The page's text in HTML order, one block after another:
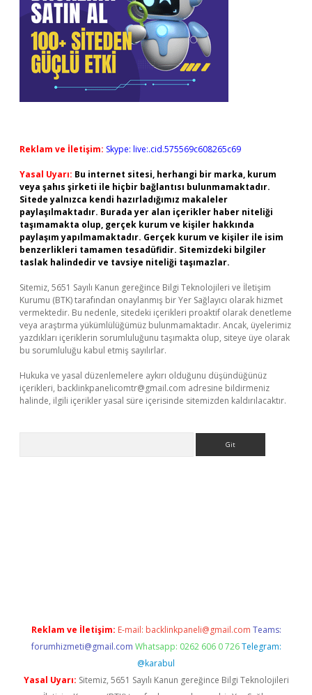
Reklam ve İletişim: Skype: live:.cid.575569c608265c69
Yasal Uyarı: Bu internet sitesi, herhangi bir marka, kurum
veya şahıs şirketi ile hiçbir bağlantısı bulunmamaktadır.
Sitede yalnızca kendi hazırladığımız makaleler
paylaşılmaktadır. Burada yer alan içerikler haber niteliği
taşımamakta olup, gerçek kurum ve kişiler hakkında
paylaşım yapılmamaktadır. Gerçek kurum ve kişiler ile isim
benzerlikleri tamamen tesadüfidir. Sitemizdeki bilgiler
taslak halindedir ve tavsiye niteliği taşımazlar.
Sitemiz, 5651 Sayılı Kanun gereğince Bilgi Teknolojileri ve İletişim
Kurumu (BTK) tarafından onaylanmış bir Yer Sağlayıcı olarak hizmet
vermektedir. Bu nedenle, sitedeki içerikleri proaktif olarak denetleme
veya araştırma yükümlülüğümüz bulunmamaktadır. Ancak, üyelerimiz
yazdıkları içeriklerin sorumluluğunu taşımakta olup, siteye üye olarak
bu sorumluluğu kabul etmiş sayılırlar.
Hukuka ve yasal düzenlemelere aykırı olduğunu düşündüğünüz
içerikleri, backlinkpanelicomtr@gmail.com adresine bildirmeniz
halinde, ilgili içerikler yasal süre içerisinde sitemizden kaldırılacaktır.
Reklam ve İletişim: E-mail: backlinkpaneli@gmail.com Teams:
forumhizmeti@gmail.com Whatsapp: 0262 606 0 726 Telegram:
@karabul
Yasal Uyarı: Sitemiz, 5651 Sayılı Kanun gereğince Bilgi Teknolojileri